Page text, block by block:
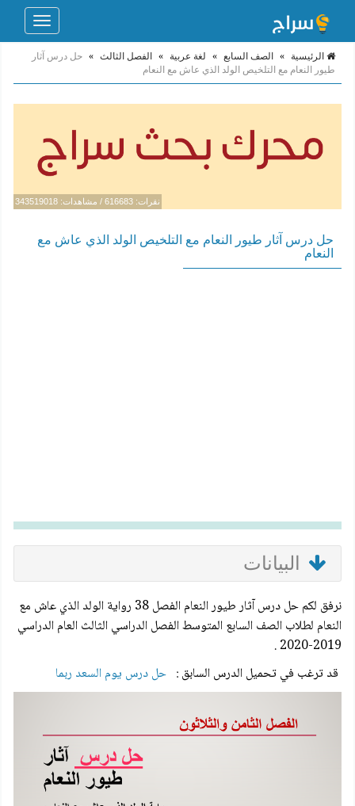
Toggle
الرئيسية » الصف السابع » لغة عربية » الفصل الثالث » حل درس آثار
طيور النعام مع التلخيص الولد الذي عاش مع النعام
نقرات: 616683 / مشاهدات: 343519018
حل درس آثار طيور النعام مع التلخيص الولد الذي عاش مع
النعام
البيانات
نرفق لكم حل درس آثار طيور النعام الفصل 38 رواية الولد الذي عاش مع
النعام لطلاب الصف السابع المتوسط الفصل الدراسي الثالث العام الدراسي
2019-2020 .
قد ترغب في تحميل الدرس السابق : حل درس يوم السعد ربما